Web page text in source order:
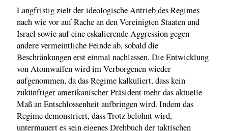
Langfristig zielt der ideologische Antrieb des Regimes
nach wie vor auf Rache an den Vereinigten Staaten und
Israel sowie auf eine eskalierende Aggression gegen
andere vermeintliche Feinde ab, sobald die
Beschränkungen erst einmal nachlassen. Die Entwicklung
von Atomwaffen wird im Verborgenen wieder
aufgenommen, da das Regime kalkuliert, dass kein
zukünftiger amerikanischer Präsident mehr das aktuelle
Maß an Entschlossenheit aufbringen wird. Indem das
Regime demonstriert, dass Trotz belohnt wird,
untermauert es sein eigenes Drehbuch der taktischen